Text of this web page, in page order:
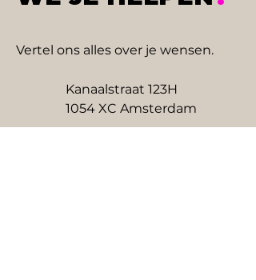
Vertel ons alles over je wensen.
Kanaalstraat 123H
1054 XC Amsterdam